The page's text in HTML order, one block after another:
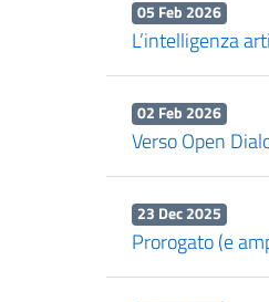
05 Feb 2026
L’intelligenza
02 Feb 2026
Verso Open
23 Dec 2025
Prorogato (e